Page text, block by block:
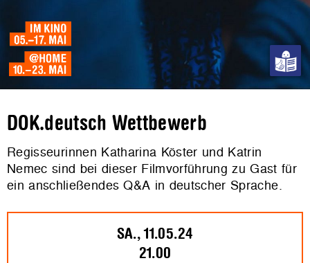
DOK.deutsch Wettbewerb
Regisseurinnen Katharina Köster und Katrin
Nemec sind bei dieser Filmvorführung zu Gast für
ein anschließendes Q&A in deutscher Sprache.
SA., 11.05.24
21.00